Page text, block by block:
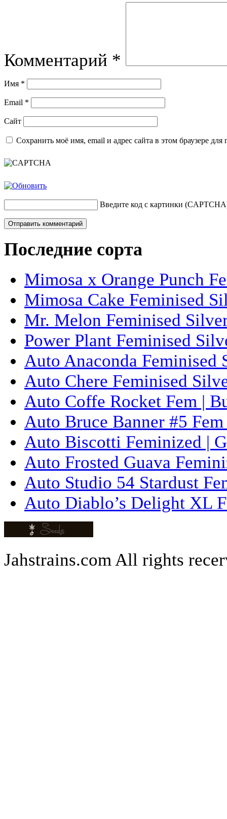
Комментарий *
Имя *
Email *
Сайт
Сохранить моё имя, email и адрес сайта в этом браузере
Введите код с картинки
Последние сорта
Mimosa x Orange Punch
Mimosa Cake Feminised
Mr. Melon Feminised
Power Plant Feminised
Auto Anaconda Feminised
Auto Chere Feminised
Auto Coffe Rocket Fem |
Auto Bruce Banner #5
Auto Biscotti Feminized |
Auto Frosted Guava
Auto Studio 54 Stardust
Auto Diablo’s Delight XL
Jahstrains.comAll rights